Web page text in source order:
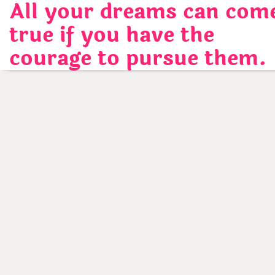
Skip
content
All your dreams can
true if you have the
courage to pursue them.